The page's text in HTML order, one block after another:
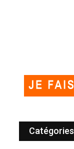
Catégories